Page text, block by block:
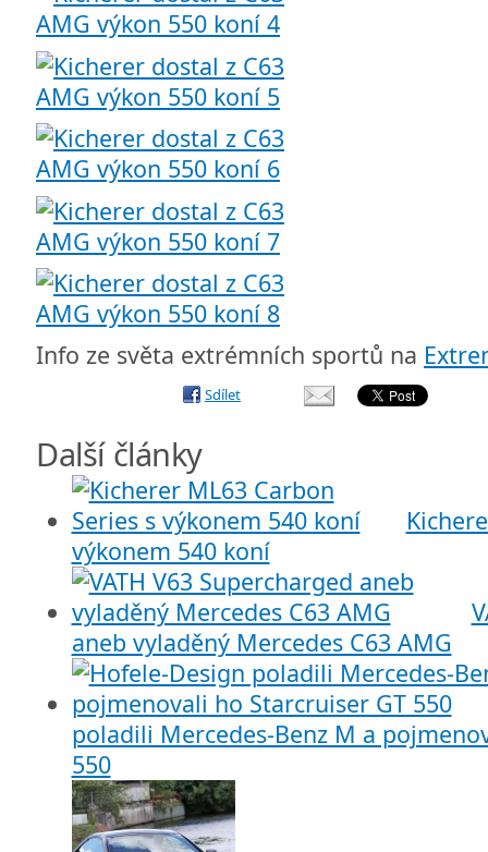
Info ze světa extrémních sportů na
Sdílet
Další články
výkonem 540 koní
aneb vyladěný Mercedes C63 AMG
poladili Mercedes-Benz M a
550